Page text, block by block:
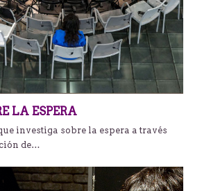
LA ESPERA
investiga sobre la espera a través
de…